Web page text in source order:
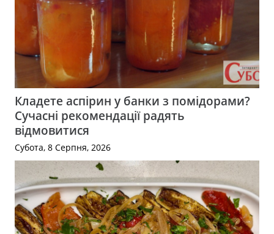
Кладете аспірин у банки з помідорами?
Сучасні рекомендації радять
відмовитися
Субота, 8 Серпня, 2026